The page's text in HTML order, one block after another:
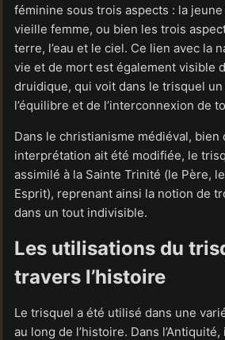
féminine sous trois aspects : la
vieille femme, ou bien les trois
terre, l’eau et le ciel. Ce lien avec la
vie et de mort est également visible
druidique, qui voit dans le trisquel
l’équilibre et de l’interconnexion de
Dans le christianisme médiéval, bien
interprétation ait été modifiée, le
assimilé à la Sainte Trinité (le Père,
Esprit), reprenant ainsi la notion de
dans un tout indivisible.
Les utilisations du
travers l’histoire
Le trisquel a été utilisé dans une
au long de l’histoire. Dans